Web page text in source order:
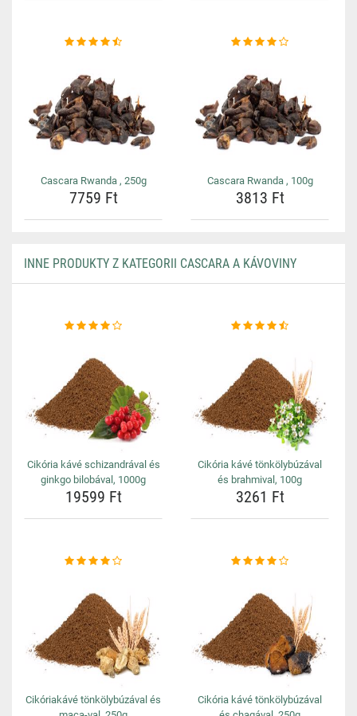
Cascara Rwanda , 250g
7759 Ft
Cascara Rwanda , 100g
3813 Ft
INNE PRODUKTY Z KATEGORII CASCARA A KÁVOVINY
Cikória kávé schizandrával és
ginkgo bilobával, 1000g
19599 Ft
Cikória kávé tönkölybúzával
és brahmival, 100g
3261 Ft
Cikóriakávé tönkölybúzával és
Cikória kávé tönkölybúzával